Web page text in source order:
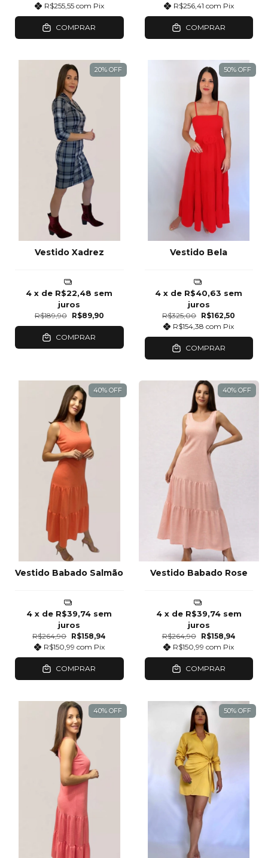
R$255,55 com Pix
COMPRAR
R$256,41 com Pix
COMPRAR
20% OFF
Vestido Xadrez
R$189,90 R$89,90
4 x de R$22,48 sem
juros
COMPRAR
50% OFF
Vestido Bela
R$325,00 R$162,50
R$154,38com Pix
4 x de R$40,63 sem
juros
COMPRAR
40% OFF
Vestido Babado Salmão
R$264,90 R$158,94
R$150,99 com Pix
4 x de R$39,74 sem
juros
COMPRAR
40% OFF
Vestido Babado Rose
R$264,90
R$158,94
R$150,99com Pix
4 x de R$39,74 sem
juros
COMPRAR
40% OFF 50% OFF